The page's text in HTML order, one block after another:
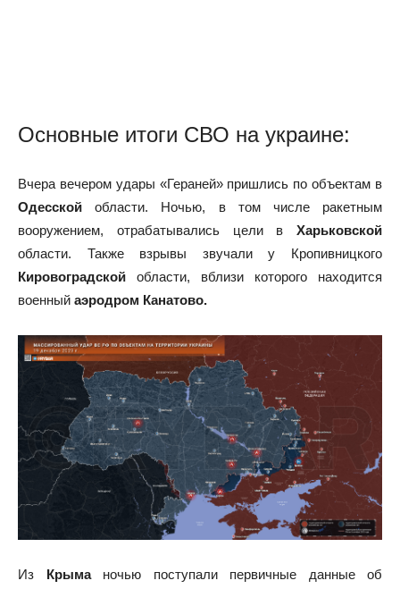
Основные итоги СВО на украине:
Вчера вечером удары «Гераней» пришлись по объектам в
Одесской области. Ночью, в том числе ракетным
вооружением, отрабатывались цели в Харьковской
области. Также взрывы звучали у Кропивницкого
Кировоградской области, вблизи которого находится
военный аэродром Канатово.
Из Крыманочью поступали первичные данные об